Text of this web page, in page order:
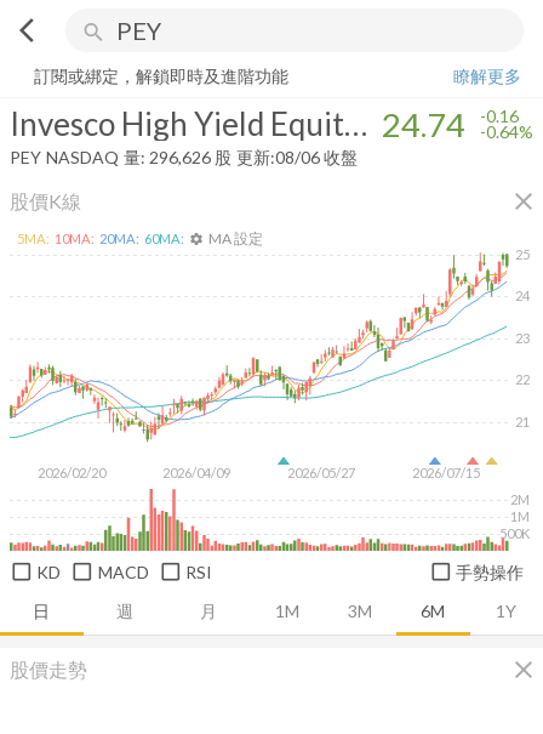
arrow_back_ios search
Invesco High Yield Equity Dividend Achievers ETF
訂閱或綁定，解鎖即時及進階功能
瞭解更多
Invesco High Yield Equity Dividend Achievers ETF 24.74 -0.16
-0.64%
PEY NASDAQ 量: 296,626 股 更新:08/06 收盤
股價K線 close
日 週 月 1M 3M 6M 1Y
2026/02/20 2026/04/09 2026/05/27 2026/07/15
21
22
23
24
25
500K
1M
2M
5MA: 10MA: 20MA: 60MA: settings MA 設定
KD MACD RSI 手勢操作
股價走勢 close